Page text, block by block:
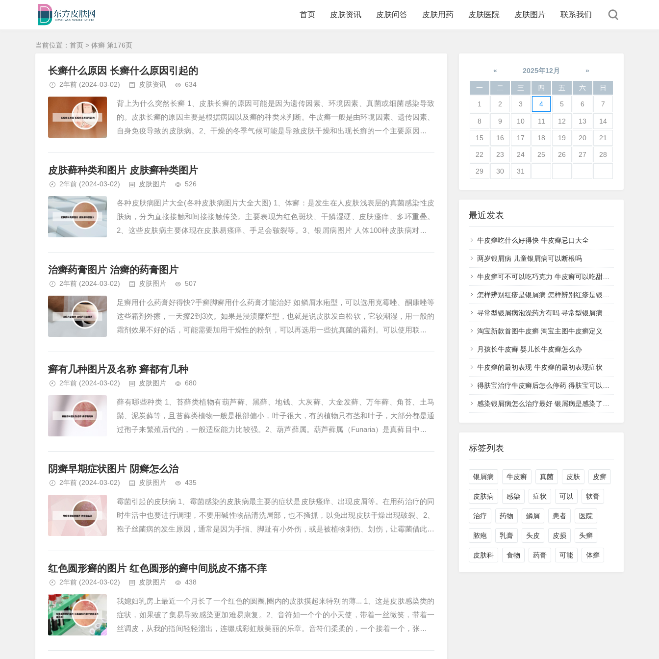
首页 皮肤资讯 皮肤问答 皮肤用药 皮肤医院 皮肤图片 联系我们
当前位置： 首页 > 体癣 第176页
长癣什么原因 长癣什么原因引起的
2年前 (2024-03-02) 皮肤资讯 634
背上为什么突然长癣 1、皮肤长癣的原因可能是因为遗传因素、环境因素、真菌或细菌感染导致
的。皮肤长癣的原因主要是根据病因以及癣的种类来判断。牛皮癣一般是由环境因素、遗传因素、
自身免疫导致的皮肤病。2、干燥的冬季气候可能是导致皮肤干燥和出现长癣的一个主要原因。在
皮肤藓种类和图片 皮肤癣种类图片
2年前 (2024-03-02) 皮肤图片 526
各种皮肤病图片大全(各种皮肤病图片大全大图) 1、体癣：是发生在人皮肤浅表层的真菌感染性皮
肤病，分为直接接触和间接接触传染。主要表现为红色斑块、干鳞湿硬、皮肤瘙痒、多环重叠。
2、这些皮肤病主要体现在皮肤易瘙痒、手足会皲裂等。3、银屑病图片 人体100种皮肤病对照图
治癣药膏图片 治癣的药膏图片
2年前 (2024-03-02) 皮肤图片 507
足癣用什么药膏好得快?手癣脚癣用什么药膏才能治好 如鳞屑水疱型，可以选用克霉唑、酮康唑等
这些霜剂外擦，一天擦2到3次。如果是浸渍糜烂型，也就是说皮肤发白松软，它较潮湿，用一般的
霜剂效果不好的话，可能需要加用干燥性的粉剂，可以再选用一些抗真菌的霜剂。可以使用联苯苄
癣有几种图片及名称 癣都有几种
2年前 (2024-03-02) 皮肤图片 680
藓有哪些种类 1、苔藓类植物有葫芦藓、黑藓、地钱、大灰藓、大金发藓、万年藓、角苔、土马
鬃、泥炭藓等，且苔藓类植物一般是根部偏小，叶子很大，有的植物只有茎和叶子，大部分都是通
过孢子来繁殖后代的，一般适应能力比较强。2、葫芦藓属。葫芦藓属（Funaria）是真藓目中最常
阴癣早期症状图片 阴癣怎么治
2年前 (2024-03-02) 皮肤图片 435
霉菌引起的皮肤病 1、霉菌感染的皮肤病最主要的症状是皮肤瘙痒、出现皮屑等。在用药治疗的同
时生活中也要进行调理，不要用碱性物品清洗局部，也不搔抓，以免出现皮肤干燥出现破裂。2、
孢子丝菌病的发生原因，通常是因为手指、脚趾有小外伤，或是被植物刺伤、划伤，让霉菌借此侵
红色圆形癣的图片 红色圆形的癣中间脱皮不痛不痒
2年前 (2024-03-02) 皮肤图片 438
我媳妇乳房上最近一个月长了一个红色的圆圈,圈内的皮肤摸起来特别的薄... 1、这是皮肤感染类的
症状，如果破了集易导致感染更加难易康复。2、音符如一个个的小天使，带着一丝微笑，带着一
丝调皮，从我的指间轻轻溜出，连缀成彩虹般美丽的乐章。音符们柔柔的，一个接着一个，张开小
« 2025年12月 »
一 二 三 四 五 六 日
1 2 3 4 5 6 7
8 9 10 11 12 13 14
15 16 17 18 19 20 21
22 23 24 25 26 27 28
29 30 31
最近发表
牛皮癣吃什么好得快 牛皮癣忌口大全
两岁银屑病 儿童银屑病可以断根吗
牛皮癣可不可以吃巧克力 牛皮癣可以吃甜品吗
怎样辨别红疹是银屑病 怎样辨别红疹是银屑病还是湿疹
寻常型银屑病泡澡药方有吗 寻常型银屑病用什么药洗
淘宝新款首图牛皮癣 淘宝主图牛皮癣定义
月孩长牛皮癣 婴儿长牛皮癣怎么办
牛皮癣的最初表现 牛皮癣的最初表现症状
得肤宝治疗牛皮癣后怎么停药 得肤宝可以治疗湿疹吗
感染银屑病怎么治疗最好 银屑病是感染了什么病菌
标签列表
银屑病 牛皮癣 真菌 皮肤 皮癣
皮肤病 感染 症状 可以 软膏
治疗 药物 鳞屑 患者 医院
脓疱 乳膏 头皮 皮损 头癣
皮肤科 食物 药膏 可能 体癣